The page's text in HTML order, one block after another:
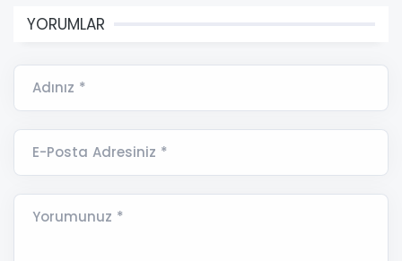
YORUMLAR
Adınız *
E-Posta Adresiniz *
Yorumunuz *